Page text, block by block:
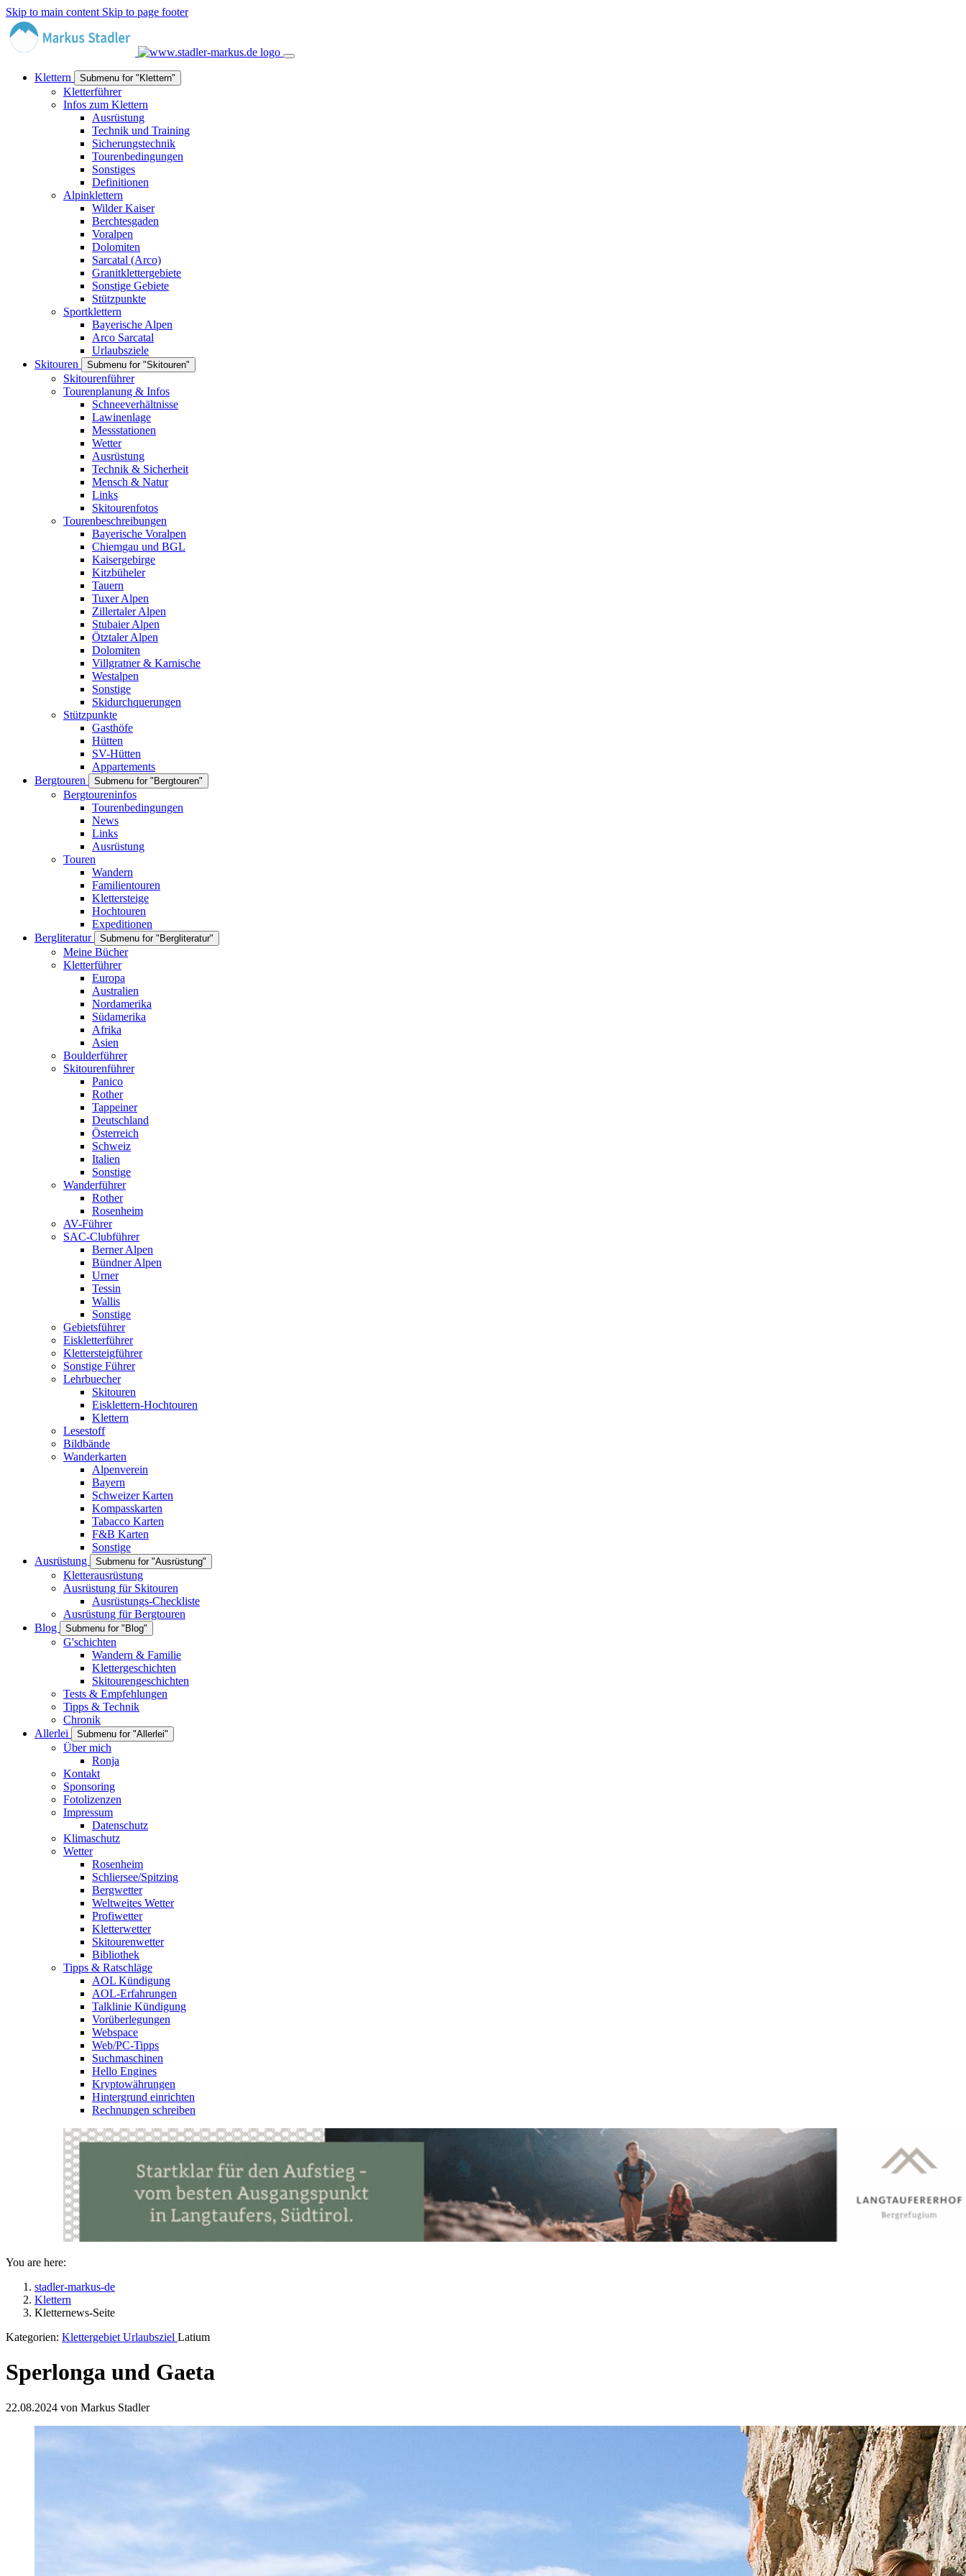
Skip to main content Skip to page footer
Klettern Submenu for "Klettern"
Kletterführer
Infos zum Klettern
Ausrüstung
Technik und Training
Sicherungstechnik
Tourenbedingungen
Sonstiges
Definitionen
Alpinklettern
Wilder Kaiser
Berchtesgaden
Voralpen
Dolomiten
Sarcatal (Arco)
Granitklettergebiete
Sonstige Gebiete
Stützpunkte
Sportklettern
Bayerische Alpen
Arco Sarcatal
Urlaubsziele
Skitouren
Submenu for "Skitouren"
Skitourenführer
Tourenplanung & Infos
Schneeverhältnisse
Lawinenlage
Messstationen
Wetter
Ausrüstung
Technik & Sicherheit
Mensch & Natur
Links
Skitourenfotos
Tourenbeschreibungen
Bayerische Voralpen
Chiemgau und BGL
Kaisergebirge
Kitzbüheler
Tauern
Tuxer Alpen
Zillertaler Alpen
Stubaier Alpen
Ötztaler Alpen
Dolomiten
Villgratner & Karnische
Westalpen
Sonstige
Skidurchquerungen
Stützpunkte
Gasthöfe
Hütten
SV-Hütten
Appartements
Bergtouren
Submenu for "Bergtouren"
Bergtoureninfos
Tourenbedingungen
News
Links
Ausrüstung
Touren
Wandern
Familientouren
Klettersteige
Hochtouren
Expeditionen
Bergliteratur
Submenu for "Bergliteratur"
Meine Bücher
Kletterführer
Europa
Australien
Nordamerika
Südamerika
Afrika
Asien
Boulderführer
Skitourenführer
Panico
Rother
Tappeiner
Deutschland
Österreich
Schweiz
Italien
Sonstige
Wanderführer
Rother
Rosenheim
AV-Führer
SAC-Clubführer
Berner Alpen
Bündner Alpen
Urner
Tessin
Wallis
Sonstige
Gebietsführer
Eiskletterführer
Klettersteigführer
Sonstige Führer
Lehrbuecher
Skitouren
Eisklettern-Hochtouren
Klettern
Lesestoff
Bildbände
Wanderkarten
Alpenverein
Bayern
Schweizer Karten
Kompasskarten
Tabacco Karten
F&B Karten
Sonstige
Ausrüstung
Submenu for "Ausrüstung"
Kletterausrüstung
Ausrüstung für Skitouren
Ausrüstungs-Checkliste
Ausrüstung für Bergtouren
Blog
Submenu for "Blog"
G'schichten
Wandern & Familie
Klettergeschichten
Skitourengeschichten
Tests & Empfehlungen
Tipps & Technik
Chronik
Allerlei
Submenu for "Allerlei"
Über mich
Ronja
Kontakt
Sponsoring
Fotolizenzen
Impressum
Datenschutz
Klimaschutz
Wetter
Rosenheim
Schliersee/Spitzing
Bergwetter
Weltweites Wetter
Profiwetter
Kletterwetter
Skitourenwetter
Bibliothek
Tipps & Ratschläge
AOL Kündigung
AOL-Erfahrungen
Talklinie Kündigung
Vorüberlegungen
Webspace
Web/PC-Tipps
Suchmaschinen
Hello Engines
Kryptowährungen
Hintergrund einrichten
Rechnungen schreiben
You are here:
stadler-markus-de
Klettern
Kletternews-Seite
Kategorien: Klettergebiet Urlaubsziel Latium
Sperlonga und Gaeta
22.08.2024 von Markus Stadler